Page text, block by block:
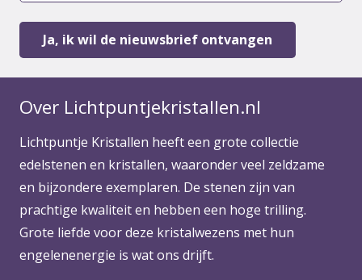
Over Lichtpuntjekristallen.nl
Lichtpuntje Kristallen heeft een grote collectie
edelstenen en kristallen, waaronder veel zeldzame
en bijzondere exemplaren. De stenen zijn van
prachtige kwaliteit en hebben een hoge trilling.
Grote liefde voor deze kristalwezens met hun
engelenenergie is wat ons drijft.